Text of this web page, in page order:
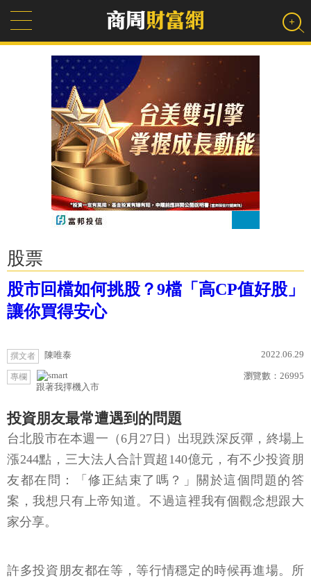
股票
股市回檔如何挑股？9檔「高CP值好股」
讓你買得安心
撰文者 陳唯泰 2022.06.29
專欄
跟著我擇機入市
瀏覽數： 26995
投資朋友最常遭遇到的問題
台北股市在本週一（6月27日）出現跌深反彈，終場上
漲244點，三大法人合計買超140億元，有不少投資朋
友都在問：「修正結束了嗎？」關於這個問題的答
案，我想只有上帝知道。不過這裡我有個觀念想跟大
家分享。
許多投資朋友都在等，等行情穩定的時候再進場。所